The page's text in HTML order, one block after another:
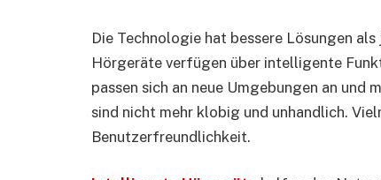
Die Technologie hat bessere Lösungen
Hörgeräte verfügen über intelligente
passen sich an neue Umgebungen an und
sind nicht mehr klobig und unhandlich.
Benutzerfreundlichkeit.